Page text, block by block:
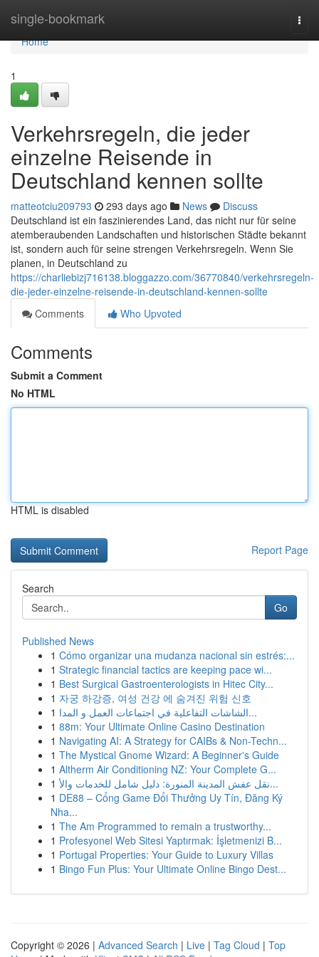
single-bookmark
Home
Home
1
Verkehrsregeln, die jeder
einzelne Reisende in
Deutschland kennen sollte
matteotciu209793 293 days ago News
Discuss
Deutschland ist ein faszinierendes Land, das nicht nur für seine
atemberaubenden Landschaften und historischen Städte bekannt
ist, sondern auch für seine strengen Verkehrsregeln. Wenn Sie
planen, in Deutschland zu
https://charliebizj716138.bloggazzo.com/36770840/verkehrsregeln-
die-jeder-einzelne-reisende-in-deutschland-kennen-sollte
Comments
Who Upvoted
Comments
Submit a Comment
No HTML
HTML is disabled
Report Page
Search
Go
Published News
1 Cómo organizar una mudanza nacional sin estrés:...
1 Strategic financial tactics are keeping pace wi...
1 Best Surgical Gastroenterologists in Hitec City...
1 자궁 하강증, 여성 건강 에 숨겨진 위험 신호
1
الشاشات التفاعلية في اجتماعات العمل و المدا...
1 88m: Your Ultimate Online Casino Destination
1 Navigating AI: A Strategy for CAIBs & Non-Techn...
1 The Mystical Gnome Wizard: A Beginner's Guide
1 Altherm Air Conditioning NZ: Your Complete G...
1
نقل عفش المدينة المنورة: دليل شامل للخدمات والأ...
1 DE88 – Cổng Game Đổi Thưởng Uy Tín, Đăng Ký
Nha...
1 The Am Programmed to remain a trustworthy...
1 Profesyonel Web Sitesi Yaptırmak: İşletmenizi B...
1 Portugal Properties: Your Guide to Luxury Villas
1 Bingo Fun Plus: Your Ultimate Online Bingo Dest...
Copyright © 2026 | Advanced Search | Live | Tag Cloud | Top